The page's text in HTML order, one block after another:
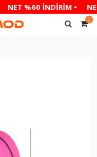
NET %60 İNDİRİM •
0